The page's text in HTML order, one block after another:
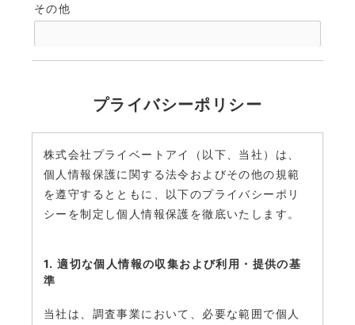
その他
プライバシーポリシー
株式会社プライベートアイ（以下、当社）は、
個人情報保護に関する法令およびその他の規範
を遵守するとともに、以下のプライバシーポリ
シーを制定し個人情報保護を徹底いたします。
1. 適切な個人情報の収集および利用・提供の基
準
当社は、調査事業において、必要な範囲で個人